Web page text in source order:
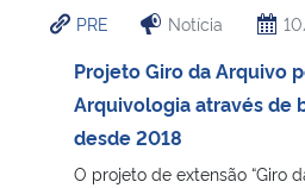
PRE Notícia
Projeto Giro da Arquivo
Arquivologia através de
desde 2018
O projeto de extensão “Giro